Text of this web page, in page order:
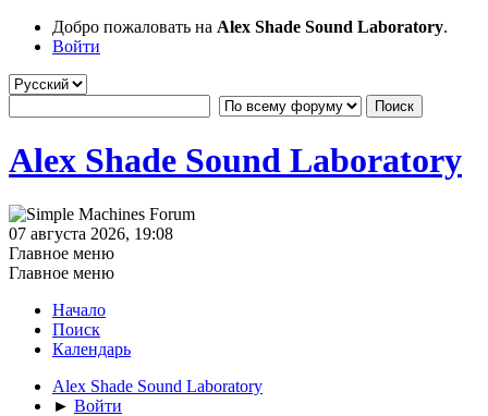
Добро пожаловать на Alex Shade Sound Laboratory.
Войти
Alex Shade Sound Laboratory
07 августа 2026, 19:08
Главное меню
Главное меню
Начало
Поиск
Календарь
Alex Shade Sound Laboratory
► Войти